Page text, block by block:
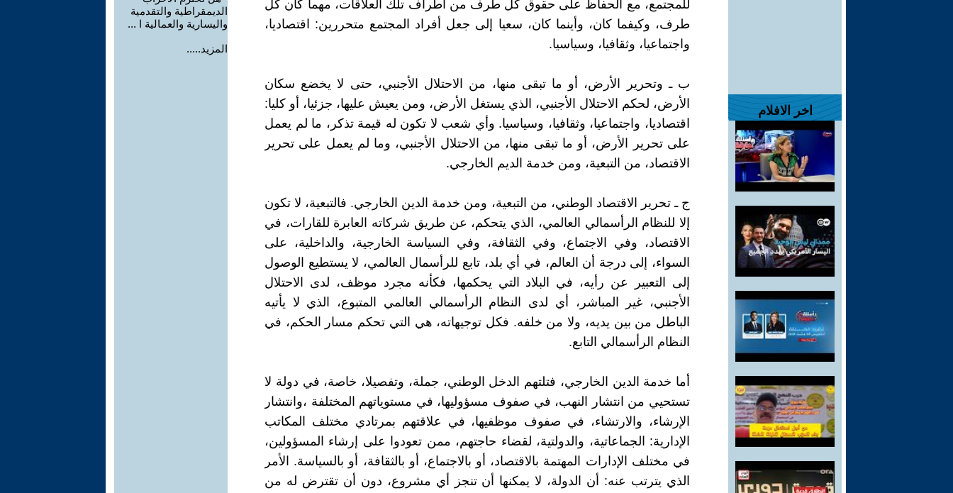
اخر الافلام
للمجتمع، مع الحفاظ على حقوق كل طرف من أطراف تلك العلاقات، مهما كان كل
طرف، وكيفما كان، وأينما كان، سعيا إلى جعل أفراد المجتمع متحررين: اقتصاديا،
واجتماعيا، وثقافيا، وسياسيا.
ب ـ وتحرير الأرض، أو ما تبقى منها، من الاحتلال الأجنبي، حتى لا يخضع سكان
الأرض، لحكم الاحتلال الأجنبي، الذي يستغل الأرض، ومن يعيش عليها، جزئيا، أو كليا:
اقتصاديا، واجتماعيا، وثقافيا، وسياسيا. وأي شعب لا تكون له قيمة تذكر، ما لم يعمل
على تحرير الأرض، أو ما تبقى منها، من الاحتلال الأجنبي، وما لم يعمل على تحرير
الاقتصاد، من التبعية، ومن خدمة الديم الخارجي.
ج ـ تحرير الاقتصاد الوطني، من التبعية، ومن خدمة الدين الخارجي. فالتبعية، لا تكون
إلا للنظام الرأسمالي العالمي، الذي يتحكم، عن طريق شركاته العابرة للقارات، في
الاقتصاد، وفي الاجتماع، وفي الثقافة، وفي السياسة الخارجية، والداخلية، على
السواء، إلى درجة أن العالم، في أي بلد، تابع للرأسمال العالمي، لا يستطيع الوصول
إلى التعبير عن رأيه، في البلاد التي يحكمها، فكأنه مجرد موظف، لدى الاحتلال
الأجنبي، غير المباشر، أي لدى النظام الرأسمالي العالمي المتبوع، الذي لا يأتيه
الباطل من بين يديه، ولا من خلفه. فكل توجيهاته، هي التي تحكم مسار الحكم، في
النظام الرأسمالي التابع.
أما خدمة الدين الخارجي، فتلتهم الدخل الوطني، جملة، وتفصيلا، خاصة، في دولة لا
تستحيي من انتشار النهب، في صفوف مسؤوليها، في مستوياتهم المختلفة ،وانتشار
الإرشاء، والارتشاء، في صفوف موظفيها، في علاقتهم بمرتادي مختلف المكاتب
الإدارية: الجماعاتية، والدولتية، لقضاء حاجتهم، ممن تعودوا على إرشاء المسؤولين،
في مختلف الإدارات المهتمة بالاقتصاد، أو بالاجتماع، أو بالثقافة، أو بالسياسة. الأمر
الذي يترتب عنه: أن الدولة، لا يمكنها أن تنجز أي مشروع، دون أن تقترض له من
الديمقراطية والتقدمية
واليسارية والعمالية ا ...
المزيد.....